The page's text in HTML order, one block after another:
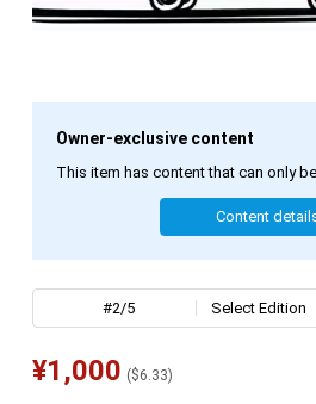
Owner-exclusive content
This item has content that can only
Content
#2/5 Select Edition
¥1,000 ($6.33)